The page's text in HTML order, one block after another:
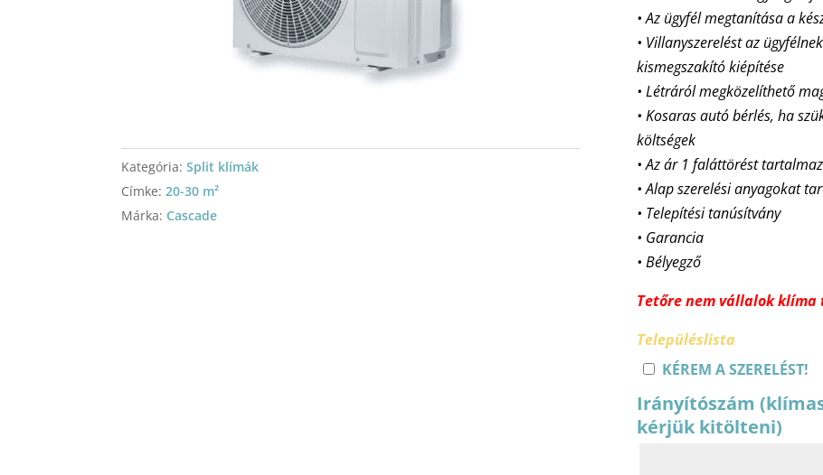
Kategória:Split klímák
Címke:20-30 m²
Márka: Cascade
• Az ügyfél megtanítása a
• Villanyszerelést az
kismegszakító kiépítése
• Létráról megközelíthető
• Kosaras autó bérlés, ha
költségek
• Az ár 1 faláttörést tartalmaz
• Alap szerelési anyagokat
• Telepítési tanúsítvány
• Garancia
• Bélyegző
Tetőre nem vállalok
Településlista
KÉREM A SZERELÉST!
Irányítószám
kérjük kitölteni)